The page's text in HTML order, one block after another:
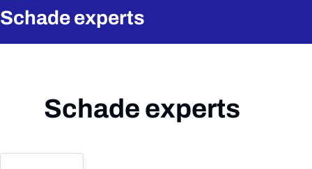
Schade experts
Schade experts